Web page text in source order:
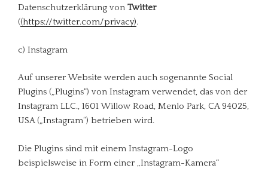
Datenschutzerklärung von Twitter
((https://twitter.com/privacy).
c) Instagram
Auf unserer Website werden auch sogenannte Social
Plugins („Plugins“) von Instagram verwendet, das von der
Instagram LLC., 1601 Willow Road, Menlo Park, CA 94025,
USA („Instagram“) betrieben wird.
Die Plugins sind mit einem Instagram-Logo
beispielsweise in Form einer „Instagram-Kamera“